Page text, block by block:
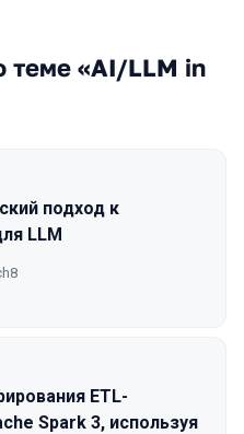
теме «AI/LLM in
подход к
LLM
ETL-
Spark 3, используя